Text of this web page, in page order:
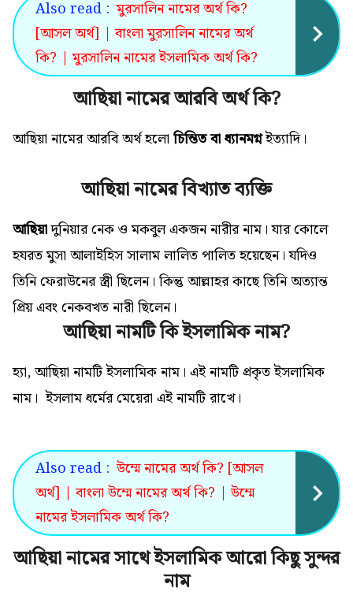
Also read : মুরসালিন নামের অর্থ কি?
[আসল অর্থ] | বাংলা মুরসালিন নামের অর্থ
কি? | মুরসালিন নামের ইসলামিক অর্থ কি?
আছিয়া নামের আরবি অর্থ কি?
আছিয়া নামের আরবি অর্থ হলোচিন্তিত বা ধ্যানমগ্নইত্যাদি।
আছিয়া নামের বিখ্যাত ব্যক্তি
আছিয়াদুনিয়ার নেক ও মকবুল একজন নারীর নাম। যার কোলে
হযরত মুসা আলাইহিস সালাম লালিত পালিত হয়েছেন। যদিও
তিনি ফেরাউনের স্ত্রী ছিলেন। কিন্তু আল্লাহর কাছে তিনি অত্যান্ত
প্রিয় এবং নেকবখত নারী ছিলেন।
আছিয়া নামটি কি ইসলামিক নাম?
হ্যা, আছিয়া নামটি ইসলামিক নাম। এই নামটি প্রকৃত ইসলামিক
নাম। ইসলাম ধর্মের মেয়েরা এই নামটি রাখে।
Also read : উম্মে নামের অর্থ কি? [আসল
অর্থ] | বাংলা উম্মে নামের অর্থ কি? | উম্মে
নামের ইসলামিক অর্থ কি?
আছিয়া নামের সাথে ইসলামিক আরো কিছু সুন্দর
নাম